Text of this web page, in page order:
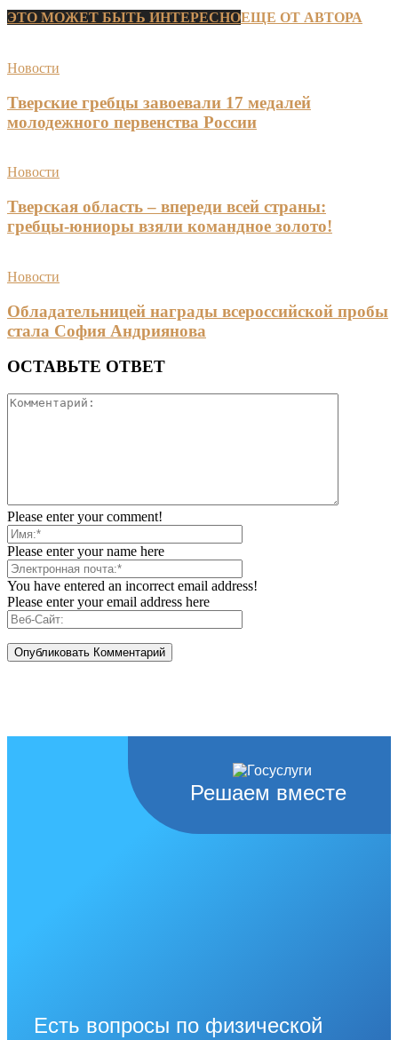
ЭТО МОЖЕТ БЫТЬ ИНТЕРЕСНОЕЩЕ ОТ АВТОРА
Новости
Тверские гребцы завоевали 17 медалей
молодежного первенства России
Новости
Тверская область – впереди всей страны:
гребцы-юниоры взяли командное золото!
Новости
Обладательницей награды всероссийской пробы
стала София Андриянова
ОСТАВЬТЕ ОТВЕТ
Please enter your comment!
Please enter your name here
You have entered an incorrect email address!
Please enter your email address here
Решаем вместе
Есть вопросы по физической